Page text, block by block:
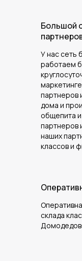
Большой
У нас сеть
работаем
партнеров
дома и
общепита
партнеров
наших
классов и
склада